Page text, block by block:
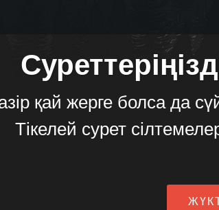
қай жерге болса да
Тікелей сурет